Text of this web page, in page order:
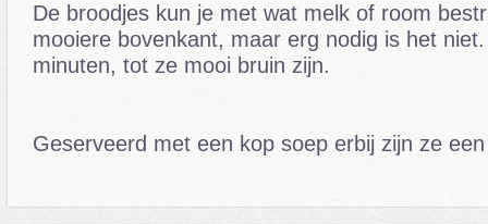
De broodjes kun je met wat melk of room
mooiere bovenkant, maar erg nodig is het
minuten, tot ze mooi bruin zijn.
Geserveerd met een kop soep erbij zijn ze